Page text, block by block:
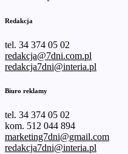
Redakcja
tel. 34 374 05 02
redakcja@7dni.com.pl
redakcja7dni@interia.pl
Biuro reklamy
tel. 34 374 05 02
kom. 512 044 894
marketing7dni@gmail.com
redakcja7dni@interia.pl